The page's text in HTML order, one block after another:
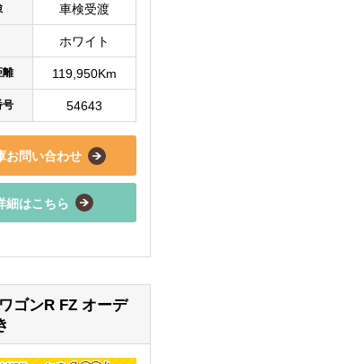
車検受渡
ホワイト
離 119,950Km
号 54643
お問い合わせ
細はこちら
ゴンR FZ オーデ